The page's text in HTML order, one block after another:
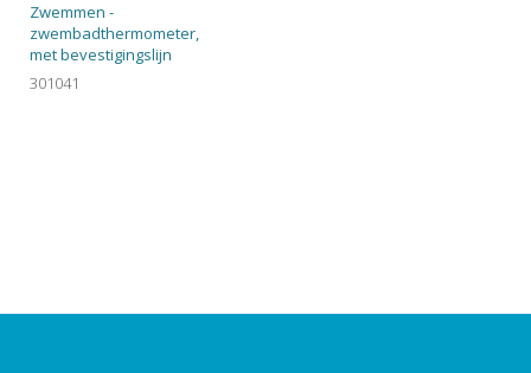
Zwemmen -
zwembadthermometer,
met bevestigingslijn
301041